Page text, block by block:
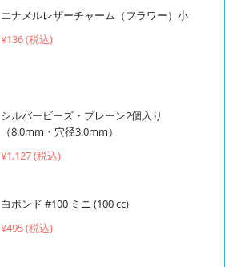
エナメルレザーチャーム（フラワー）小
¥136 (税込)
シルバービーズ・プレーン2個入り
（8.0mm・穴径3.0mm）
¥1,127 (税込)
白ボンド #100 ミニ (100 cc)
¥495 (税込)